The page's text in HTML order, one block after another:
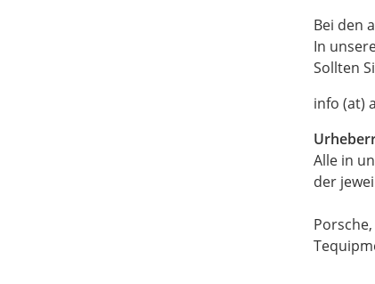
Bei den
In
Sollten
info (at)
Alle in
der